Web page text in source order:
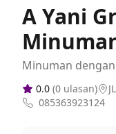
A Yani
Minuman
0.0 (0 ulasan)
085363923124